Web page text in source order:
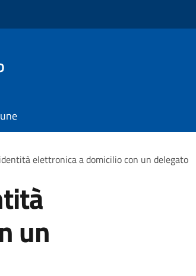
elettronica a domicilio con un delegato
un